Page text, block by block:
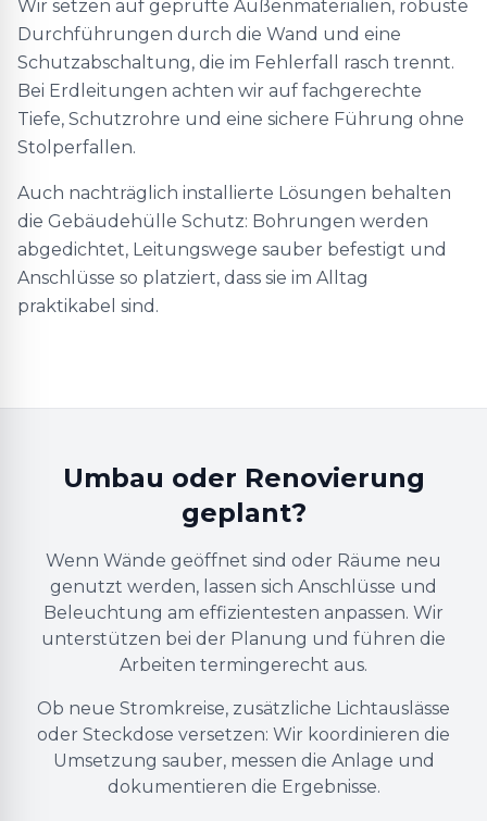
Wir setzen auf geprüfte Außenmaterialien, robuste
Durchführungen durch die Wand und eine
Schutzabschaltung, die im Fehlerfall rasch trennt.
Bei Erdleitungen achten wir auf fachgerechte
Tiefe, Schutzrohre und eine sichere Führung ohne
Stolperfallen.
Auch nachträglich installierte Lösungen behalten
die Gebäudehülle Schutz: Bohrungen werden
abgedichtet, Leitungswege sauber befestigt und
Anschlüsse so platziert, dass sie im Alltag
praktikabel sind.
Umbau oder Renovierung
geplant?
Wenn Wände geöffnet sind oder Räume neu
genutzt werden, lassen sich Anschlüsse und
Beleuchtung am effizientesten anpassen. Wir
unterstützen bei der Planung und führen die
Arbeiten termingerecht aus.
Ob neue Stromkreise, zusätzliche Lichtauslässe
oder Steckdose versetzen: Wir koordinieren die
Umsetzung sauber, messen die Anlage und
dokumentieren die Ergebnisse.